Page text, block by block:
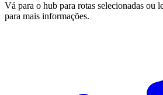
Vá para o hub para rotas selecionadas ou
para mais informações.